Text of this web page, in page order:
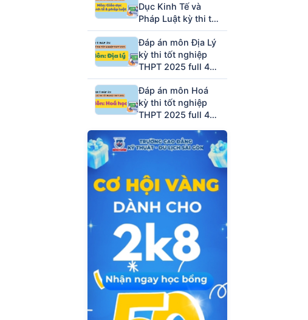
Dục Kinh Tế và
Pháp Luật kỳ thi tốt
nghiệp THPT 2025
full 48 mã đề
Đáp án môn Địa Lý
kỳ thi tốt nghiệp
THPT 2025 full 48
mã đề (tham khảo)
Đáp án môn Hoá
kỳ thi tốt nghiệp
THPT 2025 full 48